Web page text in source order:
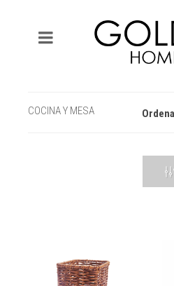
COCINA Y MESA